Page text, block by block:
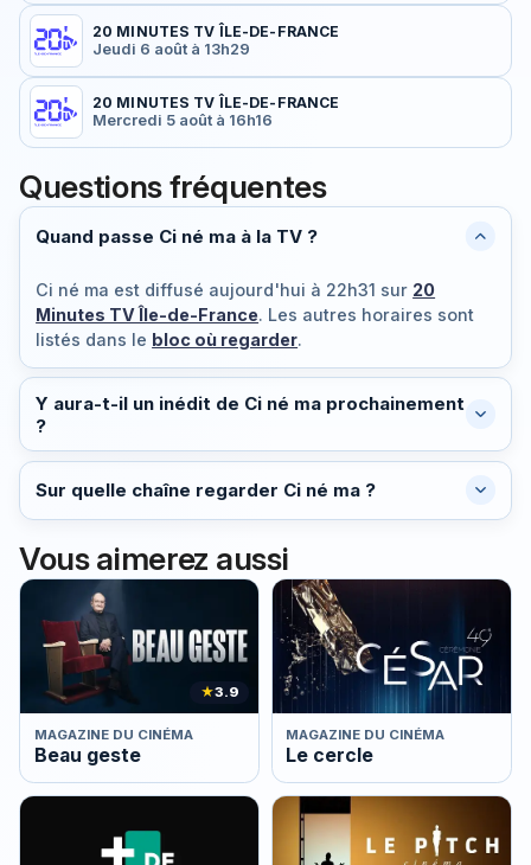
20 MINUTES TV ÎLE-DE-FRANCE
Jeudi 6 août à 13h29
20 MINUTES TV ÎLE-DE-FRANCE
Mercredi 5 août à 16h16
Questions fréquentes
Quand passe Ci né ma à la TV ?
Ci né ma est diffusé aujourd'hui à 22h31 sur 20
Minutes TV Île-de-France. Les autres horaires sont
listés dans le bloc où regarder.
Y aura-t-il un inédit de Ci né ma prochainement
?
Sur quelle chaîne regarder Ci né ma ?
Vous aimerez aussi
★3.9
MAGAZINE DU CINÉMA
Beau geste
MAGAZINE DU CINÉMA
Le cercle